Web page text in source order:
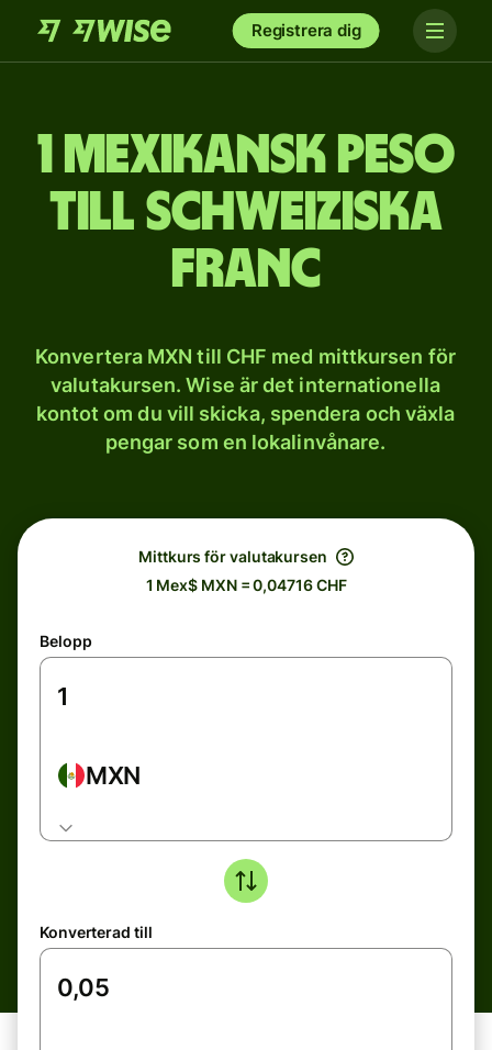
Registrera dig
1 mexikansk peso
till schweiziska
franc
Konvertera MXN till CHF med mittkursen för
valutakursen. Wise är det internationella
kontot om du vill skicka, spendera och växla
pengar som en lokalinvånare.
Mittkurs för valutakursen
1 Mex$ MXN = 0,04716 CHF
Belopp
MXN
Konverterad till